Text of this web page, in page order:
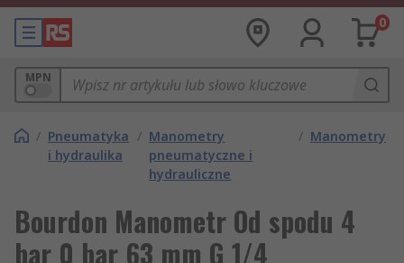
0
MPN
/ Pneumatyka
i hydraulika
/ Manometry
pneumatyczne i
hydrauliczne
/ Manometry
Bourdon Manometr Od spodu 4
bar 0 bar 63 mm G 1/4